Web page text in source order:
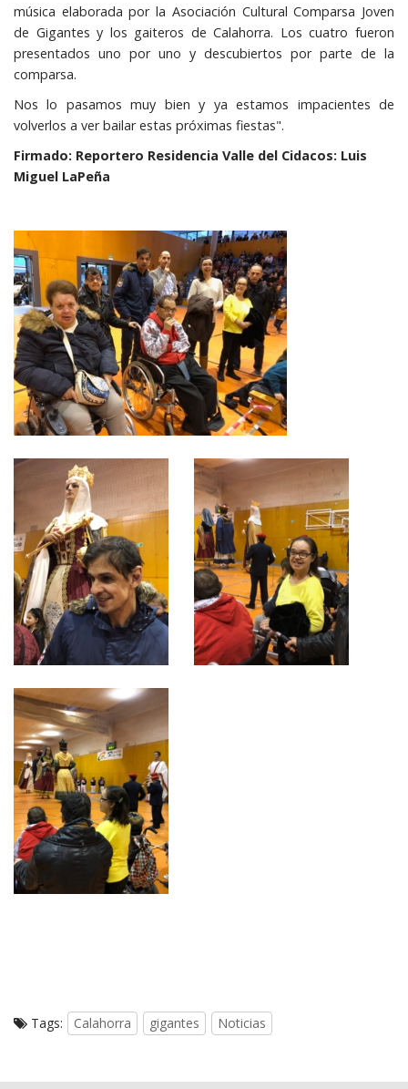
música elaborada por la Asociación Cultural Comparsa Joven
de Gigantes y los gaiteros de Calahorra. Los cuatro fueron
presentados uno por uno y descubiertos por parte de la
comparsa.
Nos lo pasamos muy bien y ya estamos impacientes de
volverlos a ver bailar estas próximas fiestas".
Firmado: Reportero Residencia Valle del Cidacos: Luis
Miguel LaPeña
Tags: Calahorra gigantes Noticias